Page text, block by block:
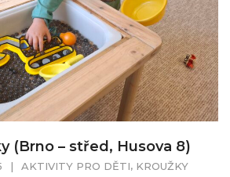
(Brno – střed, Husova 8)
| AKTIVITY PRO DĚTI, KROUŽKY